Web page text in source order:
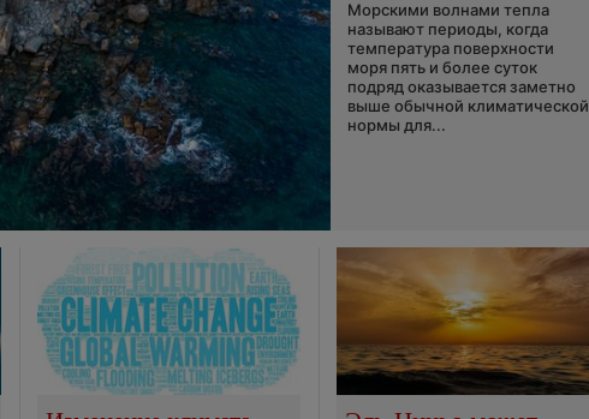
Морскими волнами тепла
называют периоды, когда
температура поверхности
моря пять и более суток
подряд оказывается заметно
выше обычной климатической
нормы для...